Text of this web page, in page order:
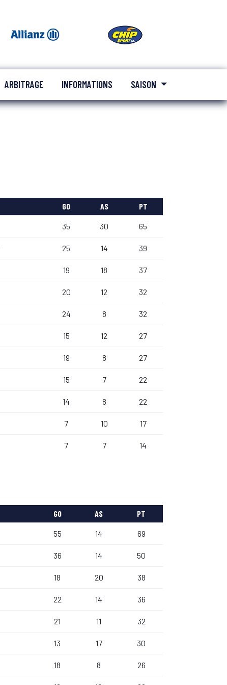
ARBITRAGE INFORMATIONS SAISON
GO AS PT
35 30 65
25 14 39
19 18 37
20 12 32
24 8 32
15 12 27
19 8 27
15 7 22
14 8 22
7 10 17
7 7 14
GO AS PT
55 14 69
36 14 50
18 20 38
22 14 36
21 11 32
13 17 30
18 8 26